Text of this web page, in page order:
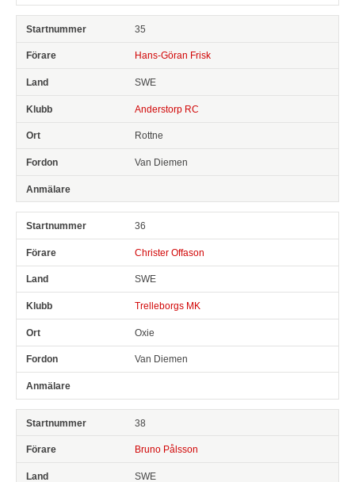
35
Hans-Göran Frisk
SWE
Anderstorp RC
Rottne
Van Diemen
36
Christer Offason
SWE
Trelleborgs MK
Oxie
Van Diemen
38
Bruno Pålsson
SWE